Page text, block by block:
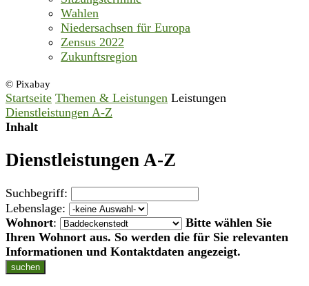
Wahlen
Niedersachsen für Europa
Zensus 2022
Zukunftsregion
© Pixabay
Startseite Themen & Leistungen Leistungen
Dienstleistungen A-Z
Inhalt
Dienstleistungen A-Z
Suchbegriff:
Lebenslage:
Wohnort:
Bitte wählen Sie
Ihren Wohnort aus. So werden die für Sie relevanten
Informationen und Kontaktdaten angezeigt.
suchen